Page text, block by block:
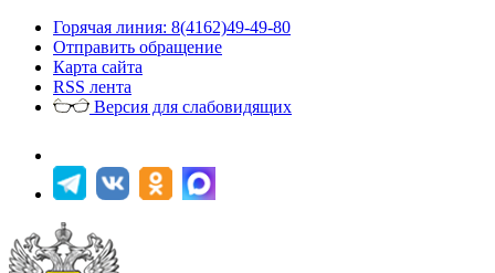
Горячая линия: 8(4162)49-49-80
Отправить обращение
Карта сайта
RSS лента
Версия для слабовидящих